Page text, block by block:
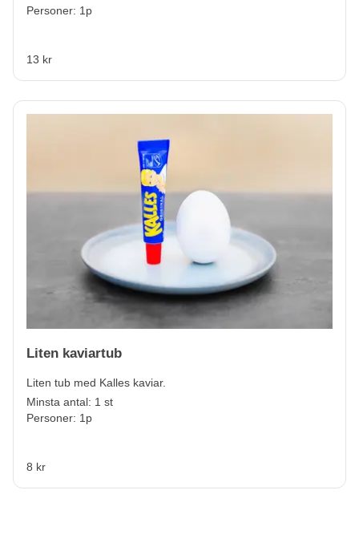
Personer: 1p
13 kr
Liten kaviartub
Liten tub med Kalles kaviar.
Minsta antal: 1 st
Personer: 1p
8 kr